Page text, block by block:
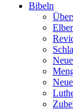
Bibeln